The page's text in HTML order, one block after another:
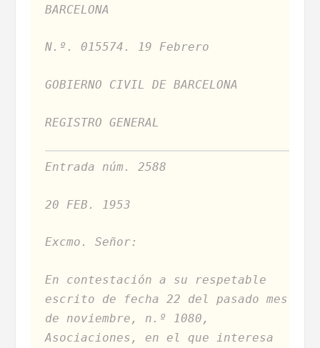
BARCELONA
N.º. 015574. 19 Febrero
GOBIERNO CIVIL DE BARCELONA
REGISTRO GENERAL
Entrada núm. 2588
20 FEB. 1953
Excmo. Señor:
En contestación a su respetable
escrito de fecha 22 del pasado mes
de noviembre, n.º 1080,
Asociaciones, en el que interesa